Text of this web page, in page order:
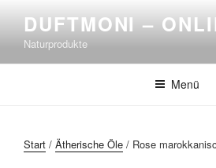
Inhalt
springen
DUFTMONI –
Naturprodukte
Menü
Start / Ätherische Öle / Rose